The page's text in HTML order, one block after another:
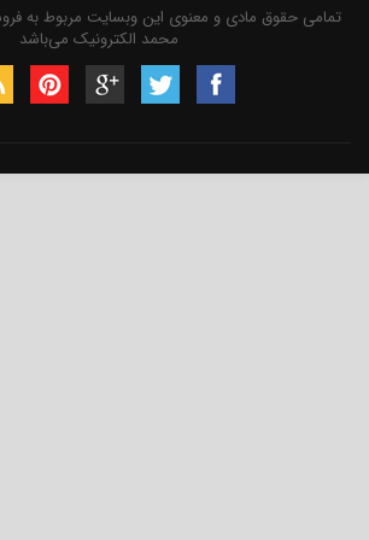
مادی و معنوی این وبسایت مربوط به فروشگاه قطعات
محمد الکترونیک می‌باشد